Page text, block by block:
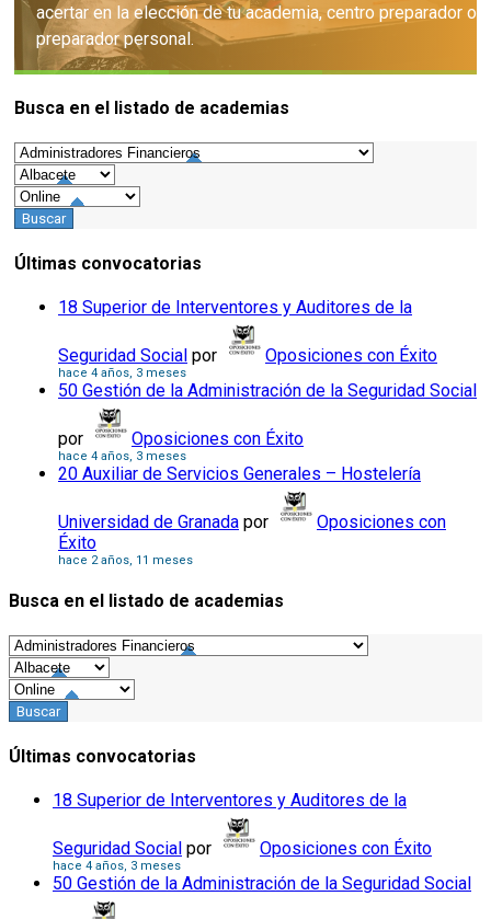
acertar en la elección de tu academia, centro preparador o
preparador personal.
Consejos
Busca en el listado de academias
Últimas convocatorias
18 Superior de Interventores y Auditores de la
Seguridad Social por Oposiciones con Éxito
hace 4 años, 3 meses
50 Gestión de la Administración de la Seguridad Social
por Oposiciones con Éxito
hace 4 años, 3 meses
20 Auxiliar de Servicios Generales – Hostelería
Universidad de Granada por
Oposiciones con
Éxito
hace 2 años, 11 meses
Busca en el listado de academias
Últimas convocatorias
18 Superior de Interventores y Auditores de la
Seguridad Social por Oposiciones con Éxito
hace 4 años, 3 meses
50 Gestión de la Administración de la Seguridad Social